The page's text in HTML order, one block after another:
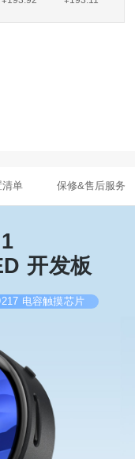
清单 保修&售后服务
开发板
电容触摸芯片